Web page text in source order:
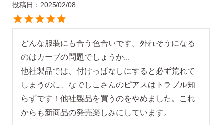
投稿日
2025/02/08
どんな服装にも合う色合いです。外れそうになる
のはカーブの問題でしょうか...
他社製品では、付けっぱなしにすると必ず荒れて
しまうのに、なでしこさんのピアスはトラブル知
らずです！他社製品を買うのをやめました。これ
からも新商品の発売楽しみにしています。